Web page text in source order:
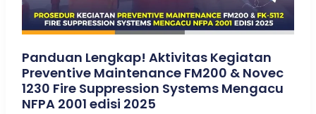
Panduan Lengkap! Aktivitas Kegiatan
Preventive Maintenance FM200 & Novec
1230 Fire Suppression Systems Mengacu
NFPA 2001 edisi 2025